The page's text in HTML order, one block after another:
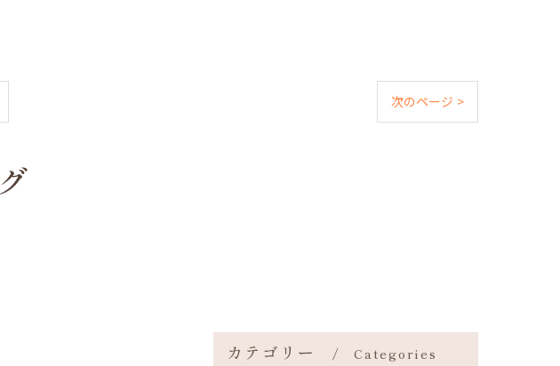
次のページ >
カテゴリー Categories